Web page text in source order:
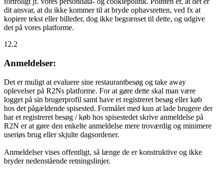
dit ansvar, at du ikke kommer til at bryde ophavsretten, ved fx at
kopiere tekst eller billeder, dog ikke begrænset til dette, og udgive
det på vores platforme.
12.2
Anmeldelser:
Det er muligt at evaluere sine restaurantbesøg og take away
oplevelser på R2Ns platforme. For at gøre dette skal man være
logget på sin brugerprofil samt have et registreret besøg eller køb
hos det pågældende spisested. Formålet med kun at lade brugere der
har et registreret besøg / køb hos spisestedet skrive anmeldelse på
R2N er at gøre den enkelte anmeldelse mere troværdig og minimere
useriøs brug eller skjulte dagsordener.
Anmeldelser vises offentligt, så længe de er konstruktive og ikke
bryder nedenstående retningslinjer.